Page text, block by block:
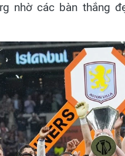
nhờ các bàn thắng